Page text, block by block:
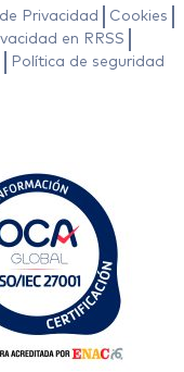
Privacidad
Cookies
en RRSS
Política de seguridad